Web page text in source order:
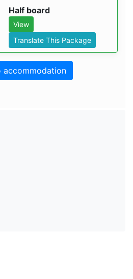
Half board
View
Translate This Package
accommodation